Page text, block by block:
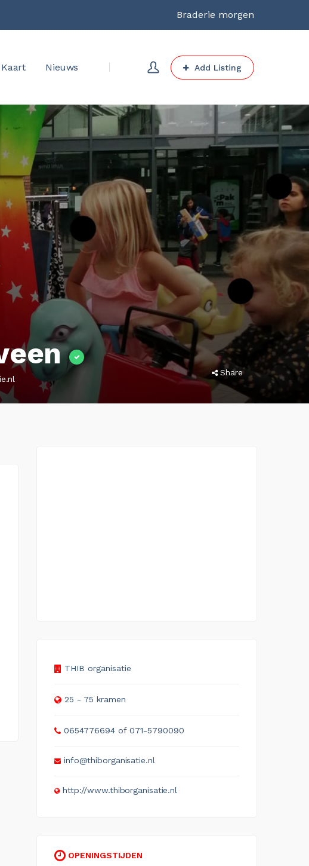
Braderie morgen
Nieuws Add Listing
Share
THIB organisatie
25 - 75 kramen
0654776694 of 071-5790090
info@thiborganisatie.nl
http://www.thiborganisatie.nl
OPENINGSTIJDEN